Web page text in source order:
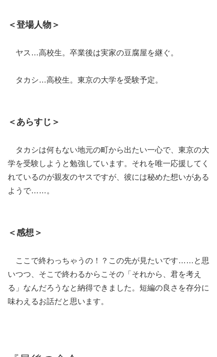
＜登場人物＞
ヤス…高校生。卒業後は実家の豆腐屋を継ぐ。
タカシ…高校生。東京の大学を受験予定。
＜あらすじ＞
タカシは何もない地元の町から出たい一心で、東京の大
学を受験しようと勉強しています。それを唯一応援してく
れているのが親友のヤスですが、彼には秘めた想いがある
ようで……。
＜感想＞
ここで終わっちゃうの！？この先が見たいです……と思
いつつ、そこで終わるからこその「それから、君を考え
る」なんだろうなと納得できました。短編の良さを存分に
味わえるお話だと思います。